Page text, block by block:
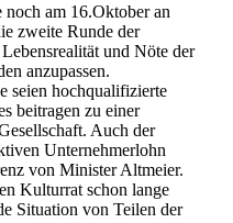
noch am 16.Oktober an
zweite Runde der
und Nöte der
anzupassen.
seien hochqualifizierte
beitragen zu einer
Auch der
Unternehmerlohn
von Minister Altmeier.
Kulturrat schon lange
Situation von Teilen der